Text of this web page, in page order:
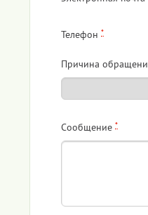
*
Телефон
Причина
*
Сообщение